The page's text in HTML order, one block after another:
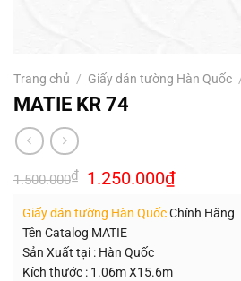
Trang chủ / Giấy dán tường Hàn Quốc
MATIE KR 74
1.500.000₫ Giá
gốc
1.500.000₫.
1.250.000₫Giá
hiện
là:
Giấy dán tường Hàn QuốcChính Hãng
Tên Catalog MATIE
Sản Xuất tại : Hàn Quốc
Kích thước : 1.06m X15.6m